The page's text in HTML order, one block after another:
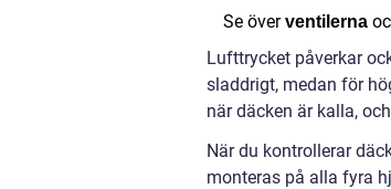
Se överventilerna
Lufttrycket påverkar
sladdrigt, medan för
när däcken är kalla,
När du kontrollerar
monteras på alla fyra